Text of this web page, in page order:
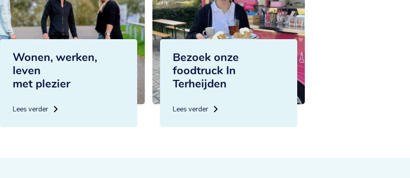
Wonen, werken,
leven
met plezier
Lees verder
Bezoek onze
foodtruck In
Terheijden
Lees verder